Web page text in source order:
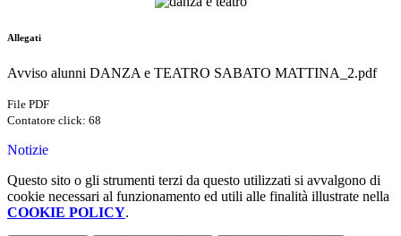
Allegati
Avviso alunni DANZA e TEATRO SABATO MATTINA_2.pdf
File PDF
Contatore click: 68
Notizie
Questo sito o gli strumenti terzi da questo utilizzati si avvalgono di
cookie necessari al funzionamento ed utili alle finalità illustrate nella
COOKIE POLICY.